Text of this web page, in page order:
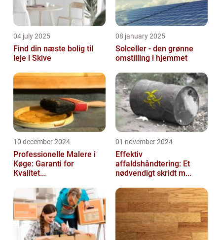
04 july 2025
Find din næste bolig til
leje i Skive
08 january 2025
Solceller - den grønne
omstilling i hjemmet
10 december 2024
Professionelle Malere i
Køge: Garanti for
Kvalitet...
01 november 2024
Effektiv
affaldshåndtering: Et
nødvendigt skridt m...